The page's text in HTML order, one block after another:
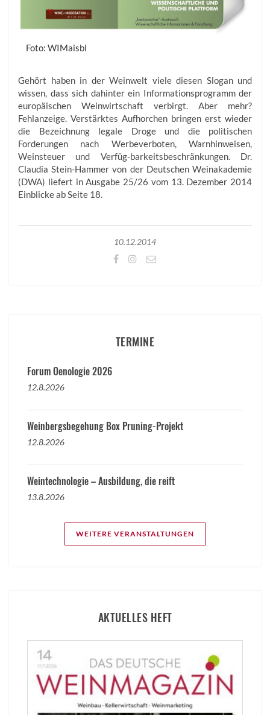
Foto: WIMaisbl
Gehört haben in der Weinwelt viele diesen Slogan und
wissen, dass sich dahinter ein Informationsprogramm der
europäischen Weinwirtschaft verbirgt. Aber mehr?
Fehlanzeige. Verstärktes Aufhorchen bringen erst wieder
die Bezeichnung legale Droge und die politischen
Forderungen nach Werbeverboten, Warnhinweisen,
Weinsteuer und Verfüg-barkeitsbeschränkungen. Dr.
Claudia Stein-Hammer von der Deutschen Weinakademie
(DWA) liefert in Ausgabe 25/26 vom 13. Dezember 2014
Einblicke ab Seite 18.
10.12.2014
TERMINE
Forum Oenologie 2026
12.8.2026
Weinbergsbegehung Box Pruning-Projekt
12.8.2026
Weintechnologie – Ausbildung, die reift
13.8.2026
WEITERE VERANSTALTUNGEN
AKTUELLES HEFT